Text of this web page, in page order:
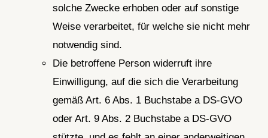
solche Zwecke erhoben oder auf sonstige
Weise verarbeitet, für welche sie nicht mehr
notwendig sind.
Die betroffene Person widerruft ihre
Einwilligung, auf die sich die Verarbeitung
gemäß Art. 6 Abs. 1 Buchstabe a DS-GVO
oder Art. 9 Abs. 2 Buchstabe a DS-GVO